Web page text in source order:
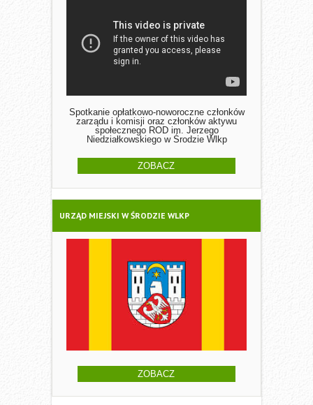
Spotkanie opłatkowo-noworoczne członków
zarządu i komisji oraz członków aktywu
społecznego ROD im. Jerzego
Niedziałkowskiego w Środzie Wlkp
ZOBACZ
URZĄD MIEJSKI W ŚRODZIE WLKP
ZOBACZ